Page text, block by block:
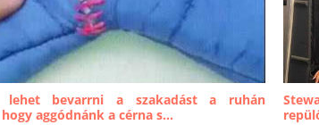
lehet bevarrni a szakadást a ruhán
aggódnánk a cérna s...